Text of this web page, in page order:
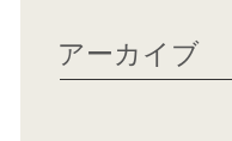
アーカイブ